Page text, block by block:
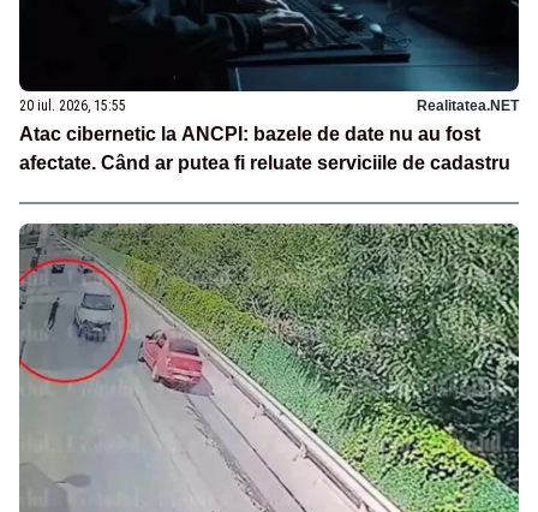
20 iul. 2026, 15:55 Realitatea.NET
Atac cibernetic la ANCPI: bazele de date nu au fost
afectate. Când ar putea fi reluate serviciile de cadastru